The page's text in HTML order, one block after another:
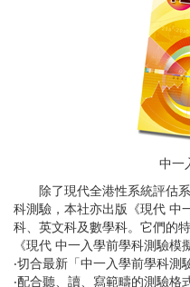
中一
除了現代全港性系統評估
科測驗，本社亦出版《現代 中
科、英文科及數學科。它們的特
《現代 中一入學前學科測驗模
‧切合最新「中一入學前學科測
‧配合聽、讀、寫範疇的測驗格